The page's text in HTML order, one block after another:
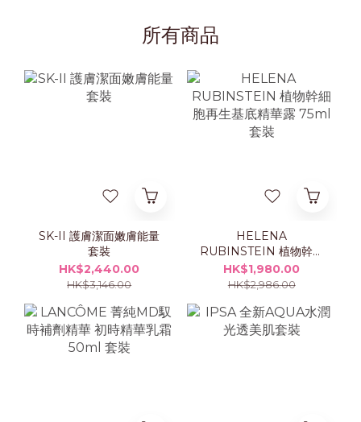
所有商品
SK-II 護膚潔面嫩膚能量
套裝
HK$2,440.00
HK$3,146.00
HELENA
RUBINSTEIN 植物幹細
胞再生基底精華露 75ml
套裝
HK$1,980.00
HK$2,986.00